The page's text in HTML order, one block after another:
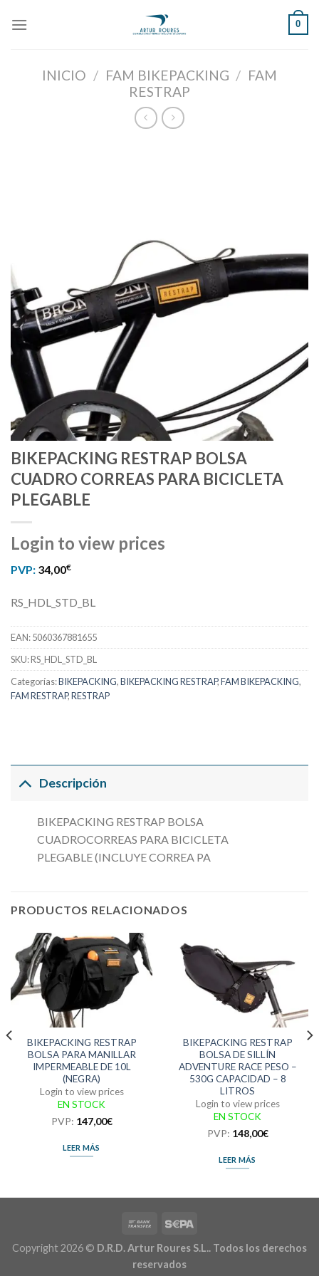
0
INICIO / FAM BIKEPACKING / FAM
RESTRAP
BIKEPACKING RESTRAP BOLSA
CUADRO CORREAS PARA BICICLETA
PLEGABLE
Login to view prices
PVP: 34,00€
RS_HDL_STD_BL
EAN:5060367881655
SKU:RS_HDL_STD_BL
Categorías:BIKEPACKING,BIKEPACKING RESTRAP,FAM BIKEPACKING,
FAM RESTRAP,RESTRAP
Descripción
BIKEPACKING RESTRAP BOLSA
CUADROCORREAS PARA BICICLETA
PLEGABLE (INCLUYE CORREA PA
PRODUCTOS RELACIONADOS
BIKEPACKING RESTRAP
BOLSA PARA MANILLAR
IMPERMEABLE DE 10L
(NEGRA)
Login to view prices
EN STOCK
PVP: 147,00€
LEER MÁS
BIKEPACKING RESTRAP
BOLSA DE SILLÍN
ADVENTURE RACE PESO –
530G CAPACIDAD – 8
LITROS
Login to view prices
EN STOCK
PVP: 148,00€
LEER MÁS
Copyright 2026 © D.R.D. Artur Roures S.L.. Todos los derechos
reservados